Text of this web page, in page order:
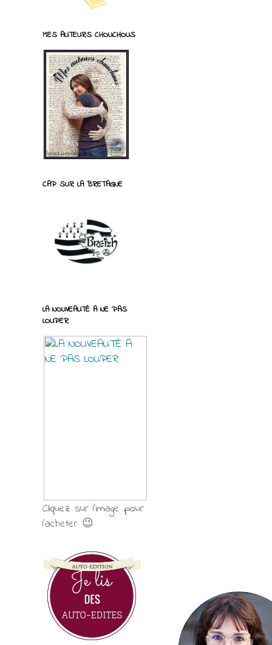
MES AUTEURS CHOUCHOUS
CAP SUR LA BRETAGNE
LA NOUVEAUTÉ A NE PAS
LOUPER
Cliquez sur l'image pour
l'acheter 😉